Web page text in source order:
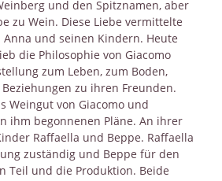
und den Spitznamen, aber
zu Wein. Diese Liebe vermittelte
und seinen Kindern. Heute
die Philosophie von Giacomo
zum Leben, zum Boden,
zu ihren Freunden.
Weingut von Giacomo und
ihm begonnenen Pläne. An ihrer
Raffaella und Beppe. Raffaella
zuständig und Beppe für den
Teil und die Produktion. Beide